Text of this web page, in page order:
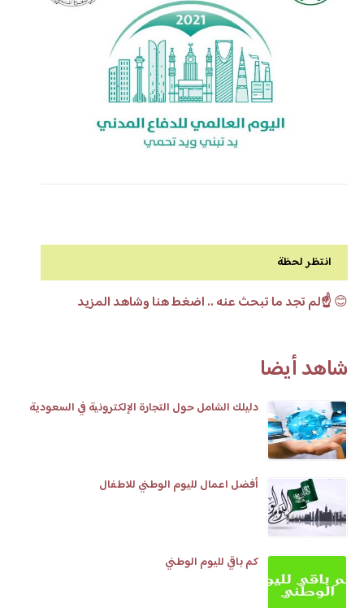
انتظر لحظة
😊☝️لم تجد ما تبحث عنه .. اضغط هنا وشاهد المزيد
شاهد أيضا
دليلك الشامل حول التجارة الإلكترونية في السعودية
أفضل اعمال لليوم الوطني للاطفال
كم باقي لليوم الوطني